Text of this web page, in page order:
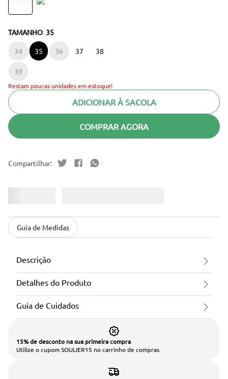
TAMANHO: 35
34 35 36 37 38
39
Restam poucas unidades em estoque!
ADICIONAR À SACOLA
COMPRAR AGORA
Guia de Medidas
Descrição
Detalhes do Produto
Guia de Cuidados
15% de desconto na sua primeira compra
Utilize o cupom SOULIER15 no carrinho de compras